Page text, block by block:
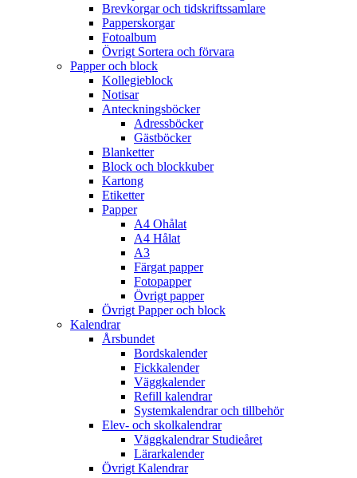
Brevkorgar och tidskriftssamlare
Papperskorgar
Fotoalbum
Övrigt Sortera och förvara
Papper och block
Kollegieblock
Notisar
Anteckningsböcker
Adressböcker
Gästböcker
Blanketter
Block och blockkuber
Kartong
Etiketter
Papper
A4 Ohålat
A4 Hålat
A3
Färgat papper
Fotopapper
Övrigt papper
Övrigt Papper och block
Kalendrar
Årsbundet
Bordskalender
Fickkalender
Väggkalender
Refill kalendrar
Systemkalendrar och tillbehör
Elev- och skolkalendrar
Väggkalendrar Studieåret
Lärarkalender
Övrigt Kalendrar